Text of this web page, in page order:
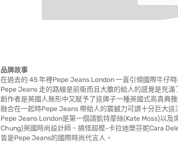
品牌故事
在過去的 45 年裡Pepe Jeans London 一直引領國際牛仔
Pepe Jeans 走的路線是前衞而且大膽的給人的感覺是充
創作者是英國人無形中又賦予了這牌子一種英國式高貴典
融合在一起時Pepe Jeans 帶給人的震撼力可謂十分巨大這
Pepe Jeans London是第一個請凱特摩絲(Kate Moss)以
Chung)英國時尚設計師、搞怪超模-卡拉迪樂芬妮Cara
皆是Pepe Jeans的國際時尚代言人。